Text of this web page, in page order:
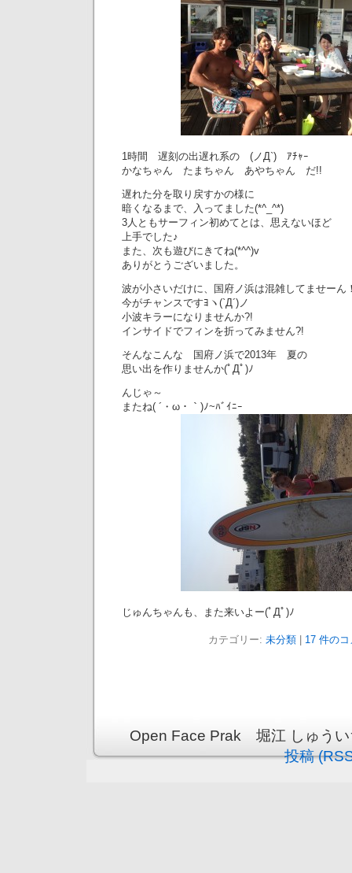
1時間 遅刻の出遅れ系の (ノД`) ｱﾁｬｰ
かなちゃん たまちゃん あやちゃん だ!!
遅れた分を取り戻すかの様に
暗くなるまで、入ってました(*^_^*)
3人ともサーフィン初めてとは、思えないほど
上手でした♪
また、次も遊びにきてね(*^^)v
ありがとうございました。
波が小さいだけに、国府ノ浜は混雑してませーん
今がチャンスですﾖヽ(`Д´)ノ
小波キラーになりませんか?!
インサイドでフィンを折ってみません?!
そんなこんな 国府ノ浜で2013年 夏の
思い出を作りませんか(ﾟДﾟ)ﾉ
んじゃ～
またね( ´・ω・｀)ﾉ~ﾊﾞｲﾆｰ
じゅんちゃんも、また来いよー(ﾟДﾟ)ﾉ
カテゴリー: 未分類 17 件の
Open Face Prak 堀江 しゅう
投稿